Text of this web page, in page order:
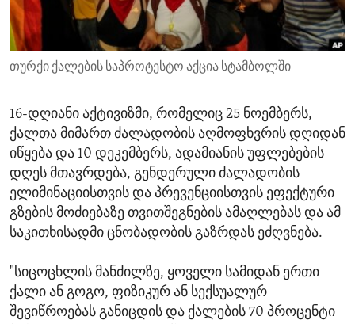
ENVIRONMENT AND HEALTH
IDEALS AND INSTITUTIONS
თურქი ქალების საპროტესტო აქცია სტამბოლში
16-დღიანი აქტივიზმი, რომელიც 25 ნოემბერს,
ქალთა მიმართ ძალადობის აღმოფხვრის დღიდან
იწყება და 10 დეკემბერს, ადამიანის უფლებების
დღეს მთავრდება, გენდერული ძალადობის
ელიმინაციისთვის და პრევენციისთვის ეფექტური
გზების მოძიებაზე თვითშეგნების ამაღლებას და ამ
საკითხისადმი ცნობადობის გაზრდას ეძღვნება.
"სიცოცხლის მანძილზე, ყოველი სამიდან ერთი
ქალი ან გოგო, ფიზიკურ ან სექსუალურ
შევიწროებას განიცდის და ქალების 70 პროცენტი